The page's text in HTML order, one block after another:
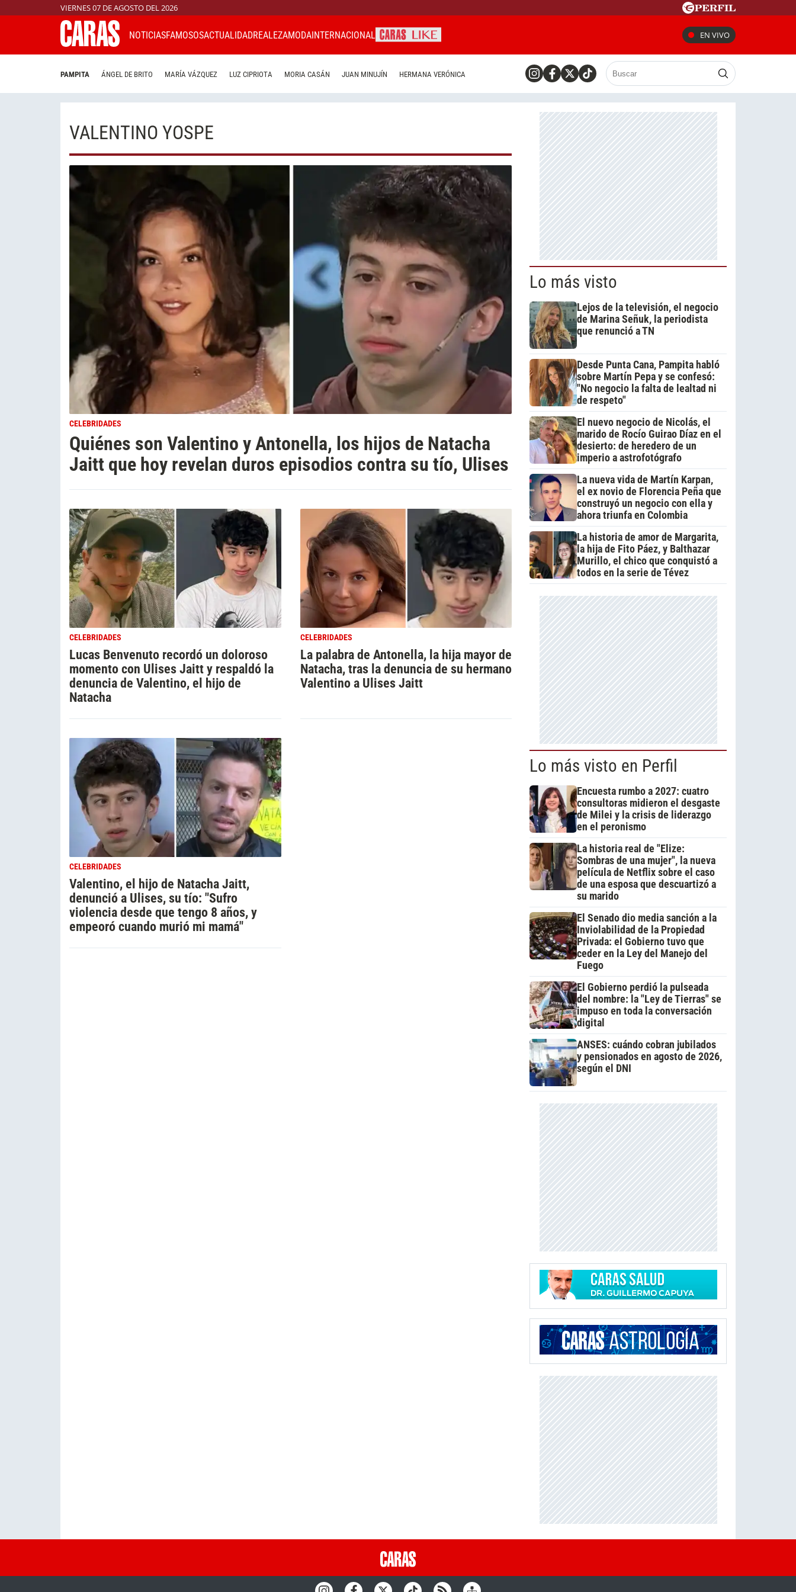
VIERNES 07 DE AGOSTO DEL 2026
NOTICIASFAMOSOSACTUALIDADREALEZAMODAINTERNACIONAL EN VIVO
PAMPITA ÁNGEL DE BRITO MARÍA VÁZQUEZ LUZ CIPRIOTA MORIA CASÁN JUAN MINUJÍN HERMANA VERÓNICA
VALENTINO YOSPE
CELEBRIDADES
Quiénes son Valentino y Antonella, los hijos de Natacha
Jaitt que hoy revelan duros episodios contra su tío, Ulises
CELEBRIDADES
Lucas Benvenuto recordó un doloroso
momento con Ulises Jaitt y respaldó la
denuncia de Valentino, el hijo de
Natacha
CELEBRIDADES
La palabra de Antonella, la hija mayor de
Natacha, tras la denuncia de su hermano
Valentino a Ulises Jaitt
CELEBRIDADES
Valentino, el hijo de Natacha Jaitt,
denunció a Ulises, su tío: "Sufro
violencia desde que tengo 8 años, y
empeoró cuando murió mi mamá"
Lo más visto
Lejos de la televisión, el negocio
de Marina Señuk, la periodista
que renunció a TN
Desde Punta Cana, Pampita habló
sobre Martín Pepa y se confesó:
"No negocio la falta de lealtad ni
de respeto"
El nuevo negocio de Nicolás, el
marido de Rocío Guirao Díaz en el
desierto: de heredero de un
imperio a astrofotógrafo
La nueva vida de Martín Karpan,
el ex novio de Florencia Peña que
construyó un negocio con ella y
ahora triunfa en Colombia
La historia de amor de Margarita,
la hija de Fito Páez, y Balthazar
Murillo, el chico que conquistó a
todos en la serie de Tévez
Lo más visto en Perfil
Encuesta rumbo a 2027: cuatro
consultoras midieron el desgaste
de Milei y la crisis de liderazgo
en el peronismo
La historia real de "Elize:
Sombras de una mujer", la nueva
película de Netflix sobre el caso
de una esposa que descuartizó a
su marido
El Senado dio media sanción a la
Inviolabilidad de la Propiedad
Privada: el Gobierno tuvo que
ceder en la Ley del Manejo del
Fuego
El Gobierno perdió la pulseada
del nombre: la "Ley de Tierras" se
impuso en toda la conversación
digital
ANSES: cuándo cobran jubilados
y pensionados en agosto de 2026,
según el DNI